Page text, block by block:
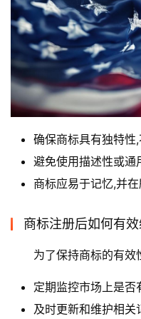
确保商标具有独特性,
避免使用描述性或通
商标应易于记忆,并
商标注册后如何有效
为了保持商标的有效
定期监控市场上是否
及时更新和维护相关